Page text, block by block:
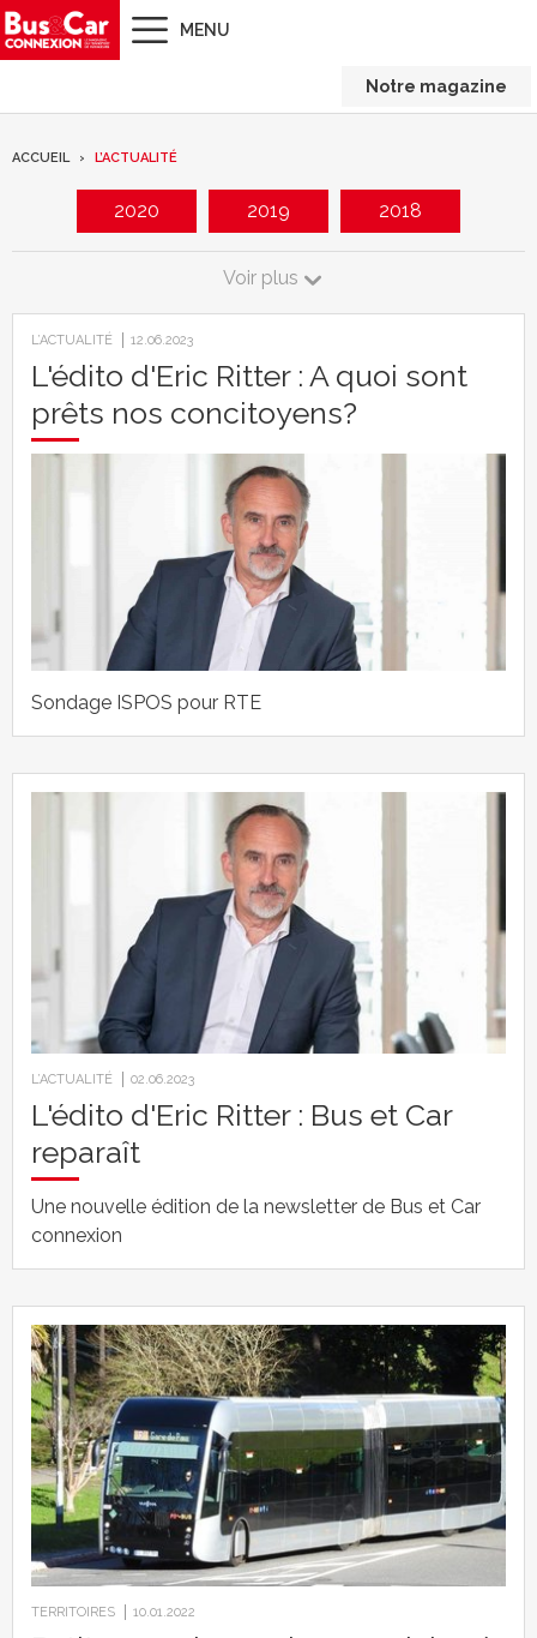
MENU
Notre magazine
ACCUEIL L’ACTUALITÉ
2020 2019 2018
2016
2014 2013 2012
2011 2010 2009
2008 2007
Voir plus
L’ACTUALITÉ 12.06.2023
L'édito d'Eric Ritter : A quoi sont
prêts nos concitoyens?
Sondage ISPOS pour RTE
L’ACTUALITÉ 02.06.2023
L'édito d'Eric Ritter : Bus et Car
reparaît
Une nouvelle édition de la newsletter de Bus et Car
connexion
TERRITOIRES 10.01.2022